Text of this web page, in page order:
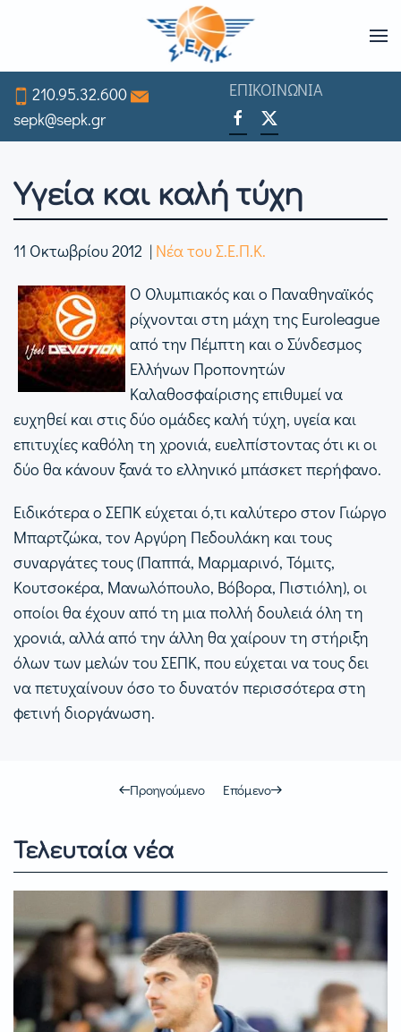
to
main
content
210.95.32.600
sepk@sepk.gr
ΕΠΙΚΟΙΝΩΝΙΑ
Υγεία και καλή τύχη
11 Οκτωβρίου 2012 | Νέα του Σ.Ε.Π.Κ.
Ο Ολυμπιακός και ο Παναθηναϊκός
ρίχνονται στη μάχη της Euroleague
από την Πέμπτη και ο Σύνδεσμος
Ελλήνων Προπονητών
Καλαθοσφαίρισης επιθυμεί να
ευχηθεί και στις δύο ομάδες καλή τύχη, υγεία και
επιτυχίες καθόλη τη χρονιά, ευελπίστοντας ότι κι οι
δύο θα κάνουν ξανά το ελληνικό μπάσκετ περήφανο.
Ειδικότερα ο ΣΕΠΚ εύχεται ό,τι καλύτερο στον Γιώργο
Μπαρτζώκα, τον Αργύρη Πεδουλάκη και τους
συναργάτες τους (Παππά, Μαρμαρινό, Τόμιτς,
Κουτσοκέρα, Μανωλόπουλο, Βόβορα, Πιστιόλη), οι
οποίοι θα έχουν από τη μια πολλή δουλειά όλη τη
χρονιά, αλλά από την άλλη θα χαίρουν τη στήριξη
όλων των μελών του ΣΕΠΚ, που εύχεται να τους δει
να πετυχαίνουν όσο το δυνατόν περισσότερα στη
φετινή διοργάνωση.
Προηγούμενο Επόμενο
Τελευταία νέα